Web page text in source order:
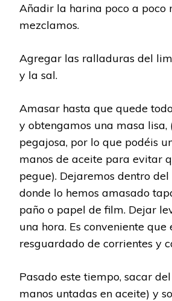
Añadir la harina poco a poco
mezclamos.
Agregar las ralladuras del
y la sal.
Amasar hasta que quede
y obtengamos una masa lisa,
pegajosa, por lo que podéis
manos de aceite para evitar
pegue). Dejaremos dentro
donde lo hemos amasado
paño o papel de film. Dejar
una hora. Es conveniente
resguardado de corrientes y
Pasado este tiempo, sacar
manos untadas en aceite) y